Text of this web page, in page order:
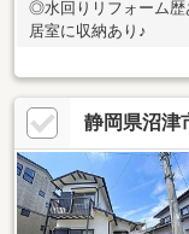
◎水回りリフォーム
居室に収納あり♪
静岡県沼津